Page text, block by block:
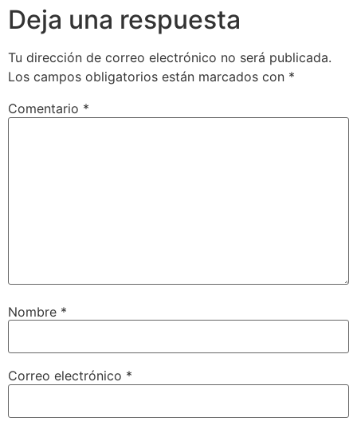
Deja una respuesta
Tu dirección de correo electrónico no será publicada.
Los campos obligatorios están marcados con *
Comentario *
Nombre *
Correo electrónico *